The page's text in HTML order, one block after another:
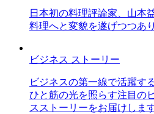
日本初の料理評論家、山本
料理へと変貌を遂げつつあ
ビジネス ストーリー
ビジネスの第一線で活躍す
ひと筋の光を照らす注目の
スストーリーをお届けします